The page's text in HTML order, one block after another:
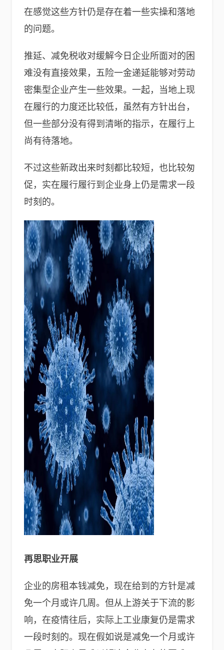
在感觉这些方针仍是存在着一些实操和落地
的问题。
推延、减免税收对缓解今日企业所面对的困
难没有直接效果，五险一金递延能够对劳动
密集型企业产生一些效果。一起，当地上现
在履行的力度还比较低，虽然有方针出台，
但一些部分没有得到清晰的指示，在履行上
尚有待落地。
不过这些新政出来时刻都比较短，也比较匆
促，实在履行履行到企业身上仍是需求一段
时刻的。
再思职业开展
企业的房租本钱减免，现在给到的方针是减
免一个月或许几周。但从上游关于下流的影
响，在疫情往后，实际上工业康复仍是需求
一段时刻的。现在假如说是减免一个月或许